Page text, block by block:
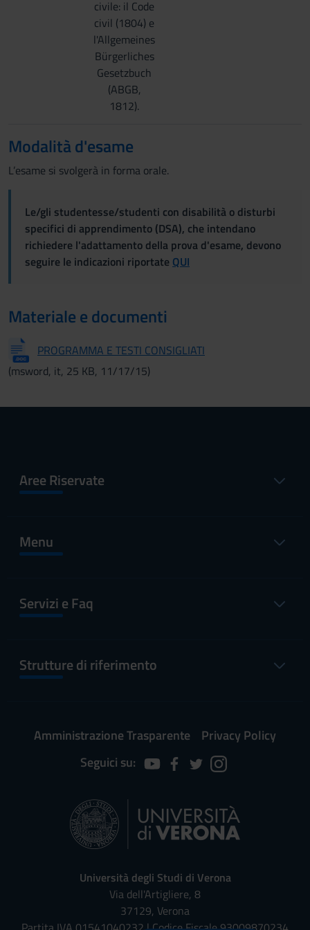
civile: il Code
civil (1804) e
l'Allgemeines
Bürgerliches
Gesetzbuch
(ABGB,
1812).
Modalità d'esame
L’esame si svolgerà in forma orale.
Le/gli studentesse/studenti con disabilità o disturbi
specifici di apprendimento (DSA), che intendano
richiedere l'adattamento della prova d'esame, devono
seguire le indicazioni riportate QUI
Materiale e documenti
PROGRAMMA E TESTI CONSIGLIATI
(msword, it, 25 KB, 11/17/15)
Aree Riservate
Menu
Servizi e Faq
Strutture di riferimento
Amministrazione Trasparente
Privacy Policy
Seguici su:
Università degli Studi di Verona
Via dell'Artigliere, 8
37129, Verona